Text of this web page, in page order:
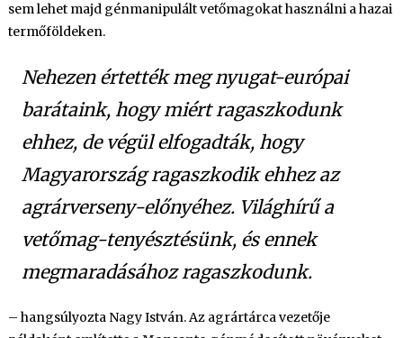
sem lehet majd génmanipulált vetőmagokat használni a hazai
termőföldeken.
Nehezen értették meg nyugat-európai
barátaink, hogy miért ragaszkodunk
ehhez, de végül elfogadták, hogy
Magyarország ragaszkodik ehhez az
agrárverseny-előnyéhez. Világhírű a
vetőmag-tenyésztésünk, és ennek
megmaradásához ragaszkodunk.
– hangsúlyozta Nagy István. Az agrártárca vezetője